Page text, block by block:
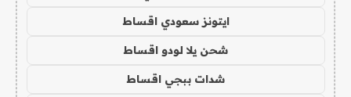
ايتونز سعودي اقساط
شحن يلا لودو اقساط
شدات ببجي اقساط